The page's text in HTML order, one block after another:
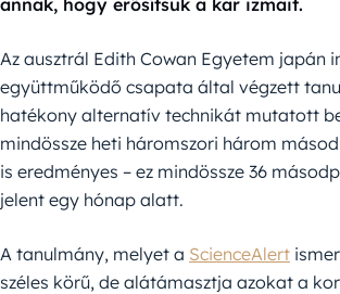
Az ausztrál Edith Cowan Egyetem japán
együttműködő csapata által végzett
hatékony alternatív technikát mutatott
mindössze heti háromszori három
is eredményes – ez mindössze 36
jelent egy hónap alatt.
A tanulmány, melyet a ScienceAlert
széles körű, de alátámasztja azokat a